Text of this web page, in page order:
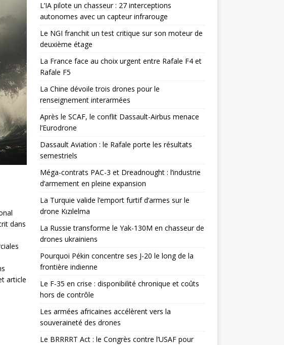
dans
article
L’IA pilote un chasseur : 27 interceptions
autonomes avec un capteur infrarouge
Le NGI franchit un test critique sur son moteur de
deuxième étage
La France face au choix urgent entre Rafale F4 et
Rafale F5
La Chine dévoile trois drones pour le
renseignement interarmées
Après le SCAF, le conflit Dassault-Airbus menace
l’Eurodrone
Dassault Aviation : le Rafale porte les résultats
semestriels
Méga-contrats PAC-3 et Dreadnought : l’industrie
d’armement en pleine expansion
La Turquie valide l’emport furtif d’armes sur le
drone Kızılelma
La Russie transforme le Yak-130M en chasseur de
drones ukrainiens
Pourquoi Pékin concentre ses J-20 le long de la
frontière indienne
Le F-35 en crise : disponibilité chronique et coûts
hors de contrôle
Les armées africaines accélèrent vers la
souveraineté des drones
Le BRRRRT Act : le Congrès contre l’USAF pour